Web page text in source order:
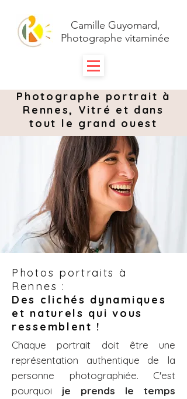
Camille Guyomard,
Photographe vitaminée
Photographe portrait à
Rennes, Vitré et dans
tout le grand ouest
Photos portraits à
Rennes :
Des clichés dynamiques
et naturels qui vous
ressemblent !
Chaque portrait doit être une
représentation authentique de la
personne photographiée. C'est
pourquoi je prends le temps